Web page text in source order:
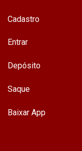
Cadastro
Entrar
Depósito
Saque
Baixar App